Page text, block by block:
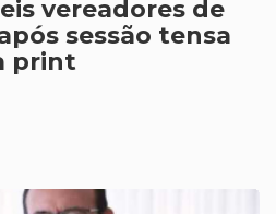
vereadores de
sessão tensa
print